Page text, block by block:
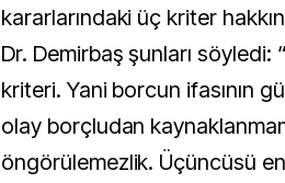
kararlarındaki üç kriter
Dr. Demirbaş şunları söyledi:
kriteri. Yani borcun ifasının
olay borçludan
öngörülemezlik. Üçüncüsü